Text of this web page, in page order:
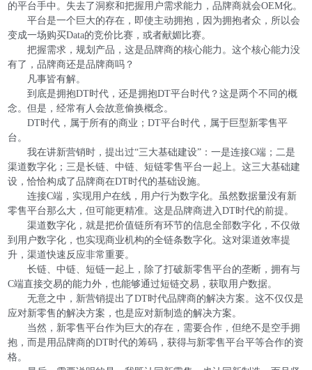
的平台手中。失去了洞察和把握用户需求能力，品牌商就会OEM化。
平台是一个巨大的存在，即使主动拥抱，因为拥抱者众，所以会
变成一场购买Data的竞价比赛，或者献媚比赛。
把握需求，规划产品，这是品牌商的核心能力。这个核心能力没
有了，品牌商还是品牌商吗？
凡事皆有解。
到底是拥抱DT时代，还是拥抱DT平台时代？这是两个不同的概
念。但是，经常有人会故意偷换概念。
DT时代，属于所有的商业；DT平台时代，属于巨型新零售平
台。
我在讲新营销时，提出过“三大基础建设”：一是连接C端；二是
渠道数字化；三是长链、中链、短链零售平台一起上。这三大基础建
设，恰恰构成了品牌商在DT时代的基础设施。
连接C端，实现用户在线，用户行为数字化。虽然数据量没有新
零售平台那么大，但可能更精准。这是品牌商进入DT时代的前提。
渠道数字化，就是把价值链所有环节的信息全部数字化，不仅做
到用户数字化，也实现商业机构的全链条数字化。这对渠道效率提
升，渠道快速反应非常重要。
长链、中链、短链一起上，除了打破新零售平台的垄断，拥有与
C端直接交易的能力外，也能够通过短链交易，获取用户数据。
无意之中，新营销提出了DT时代品牌商的解决方案。这不仅仅是
应对新零售的解决方案，也是应对新制造的解决方案。
当然，新零售平台作为巨大的存在，需要合作，但绝不是空手拥
抱，而是用品牌商的DT时代的筹码，获得与新零售平台平等合作的资
格。